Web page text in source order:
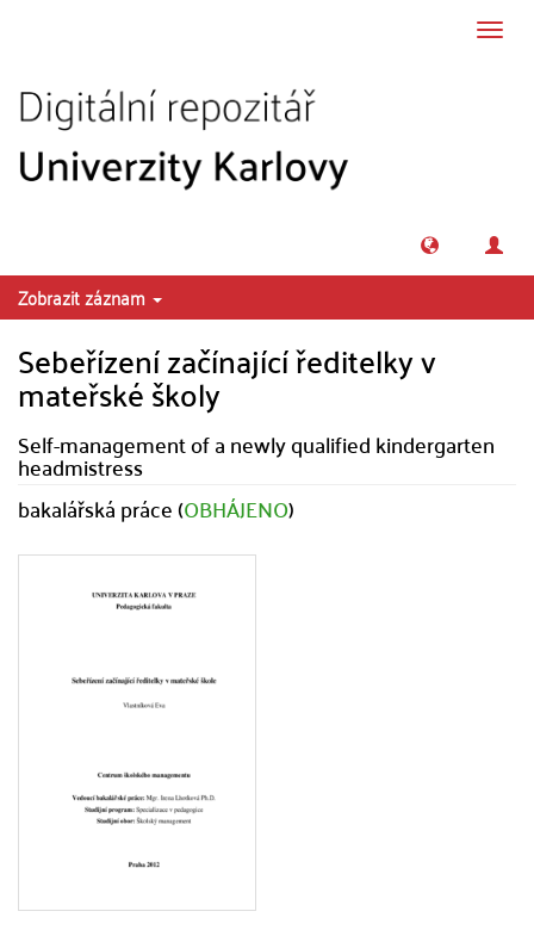
Zobrazit záznam
Sebeřízení začínající ředitelky v
mateřské školy
Self-management of a newly qualified kindergarten
headmistress
bakalářská práce (OBHÁJENO)